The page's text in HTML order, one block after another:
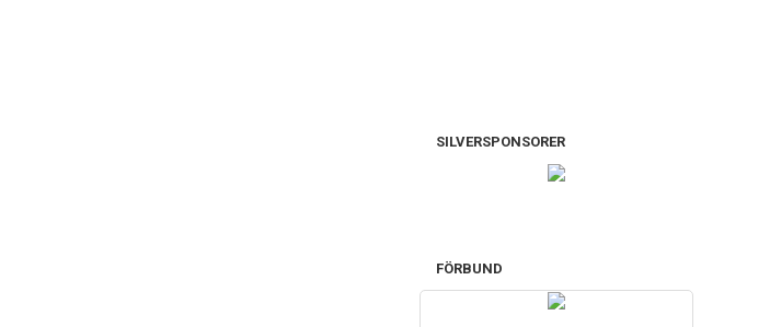
SILVERSPONSORER
FÖRBUND